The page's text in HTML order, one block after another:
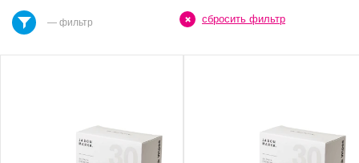
— фильтр сбросить фильтр